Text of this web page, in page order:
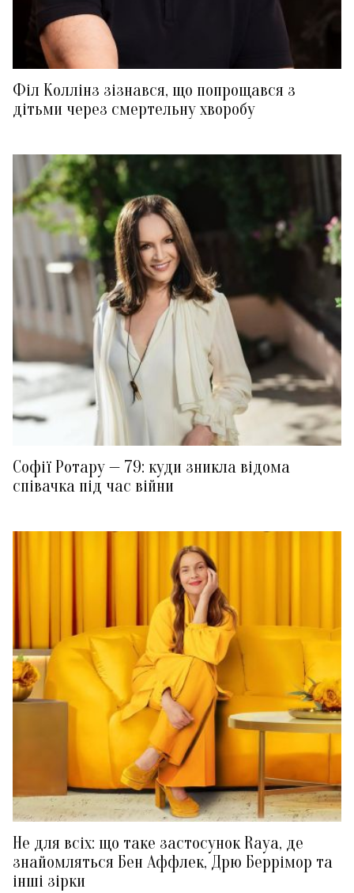
Філ Коллінз зізнався, що попрощався з
дітьми через смертельну хворобу
Софії Ротару — 79: куди зникла відома
співачка під час війни
Не для всіх: що таке застосунок Raya, де
знайомляться Бен Аффлек, Дрю Беррімор та
інші зірки